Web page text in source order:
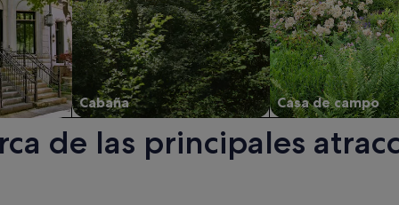
Cabaña Casa de campo
de las principales